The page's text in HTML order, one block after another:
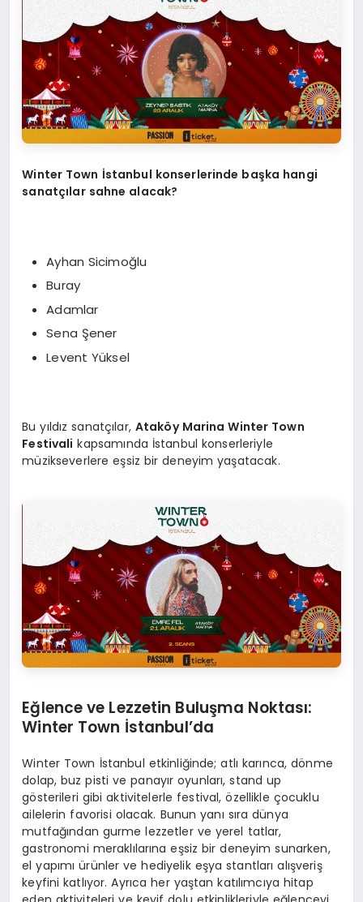
Winter Town İstanbul konserlerinde başka hangi
sanatçılar sahne alacak?
Ayhan Sicimoğlu
Buray
Adamlar
Sena Şener
Levent Yüksel
Bu yıldız sanatçılar, Ataköy Marina Winter Town
Festivali kapsamında İstanbul konserleriyle
müzikseverlere eşsiz bir deneyim yaşatacak.
Eğlence ve Lezzetin Buluşma Noktası:
Winter Town İstanbul’da
Winter Town İstanbul etkinliğinde; atlı karınca, dönme
dolap, buz pisti ve panayır oyunları, stand up
gösterileri gibi aktivitelerle festival, özellikle çocuklu
ailelerin favorisi olacak. Bunun yanı sıra dünya
mutfağından gurme lezzetler ve yerel tatlar,
gastronomi meraklılarına eşsiz bir deneyim sunarken,
el yapımı ürünler ve hediyelik eşya stantları alışveriş
keyfini katlıyor. Ayrıca her yaştan katılımcıya hitap